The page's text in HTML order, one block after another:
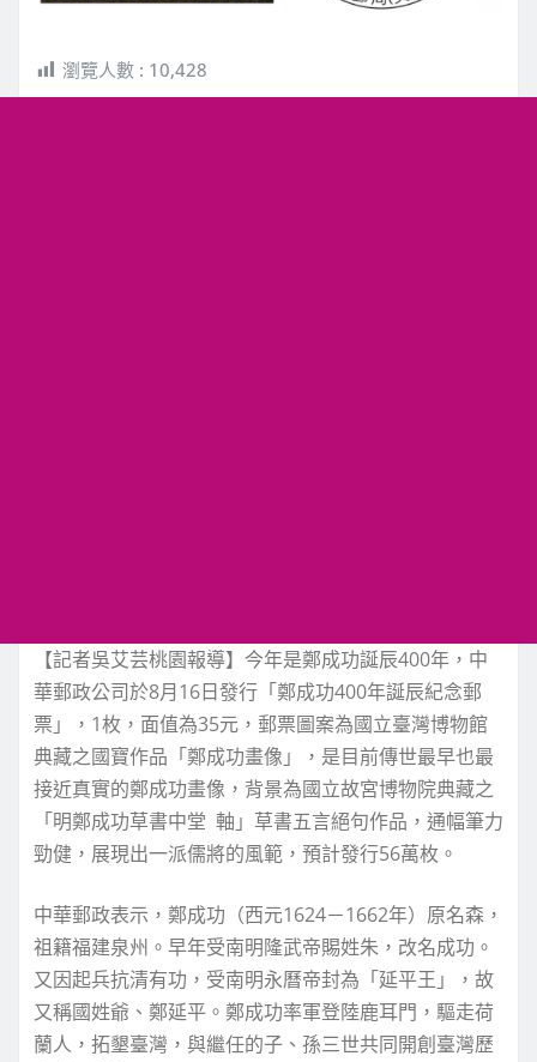
瀏覽人數 : 10,428
【記者吳艾芸桃園報導】今年是鄭成功誕辰400年，中
華郵政公司於8月16日發行「鄭成功400年誕辰紀念郵
票」，1枚，面值為35元，郵票圖案為國立臺灣博物館
典藏之國寶作品「鄭成功畫像」，是目前傳世最早也最
接近真實的鄭成功畫像，背景為國立故宮博物院典藏之
「明鄭成功草書中堂 軸」草書五言絕句作品，通幅筆力
勁健，展現出一派儒將的風範，預計發行56萬枚。
中華郵政表示，鄭成功（西元1624－1662年）原名森，
祖籍福建泉州。早年受南明隆武帝賜姓朱，改名成功。
又因起兵抗清有功，受南明永曆帝封為「延平王」，故
又稱國姓爺、鄭延平。鄭成功率軍登陸鹿耳門，驅走荷
蘭人，拓墾臺灣，與繼任的子、孫三世共同開創臺灣歷